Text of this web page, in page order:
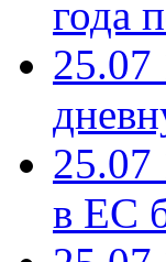
года
25.07
25.07
в ЕС